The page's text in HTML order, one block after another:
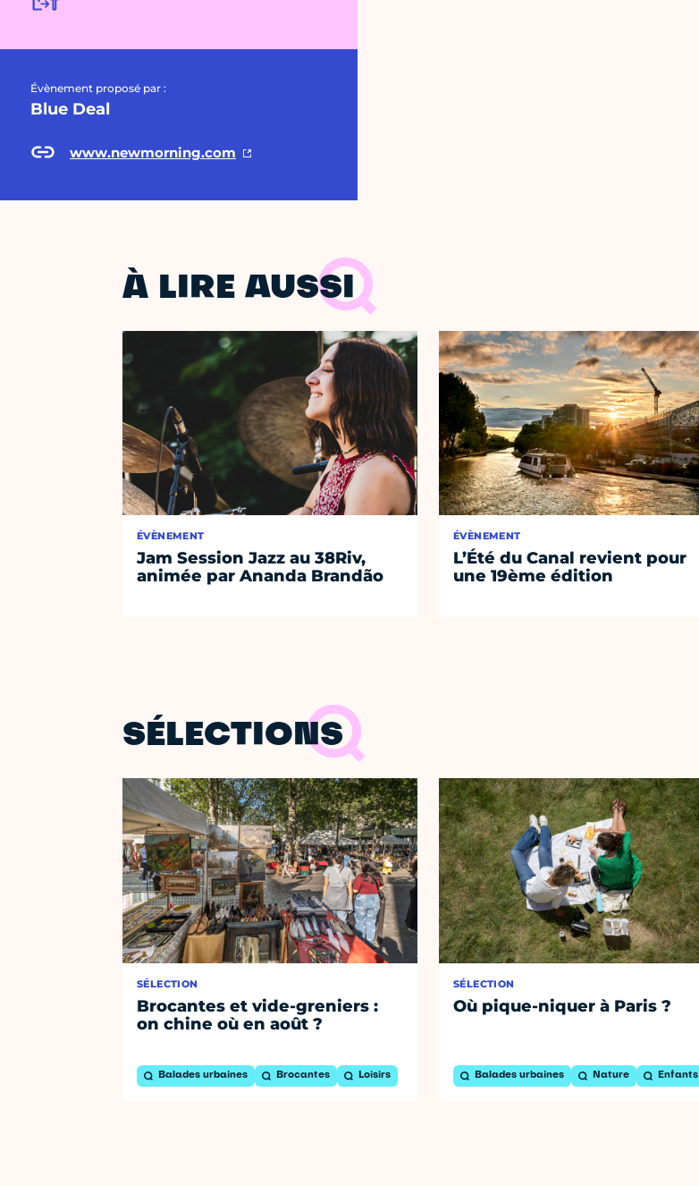
Évènement proposé par :
Blue Deal
www.newmorning.com
À LIRE AUSSI
ÉVÈNEMENT
Jam Session Jazz au 38Riv,
animée par Ananda Brandão
ÉVÈNEMENT
L’Été du Canal revient pour
une 19ème édition
SÉLECTIONS
SÉLECTION
Brocantes et vide-greniers :
on chine où en août ?
Balades urbaines Brocantes Loisirs
SÉLECTION
Où pique-niquer à Paris ?
Balades urbaines Nature Enfants